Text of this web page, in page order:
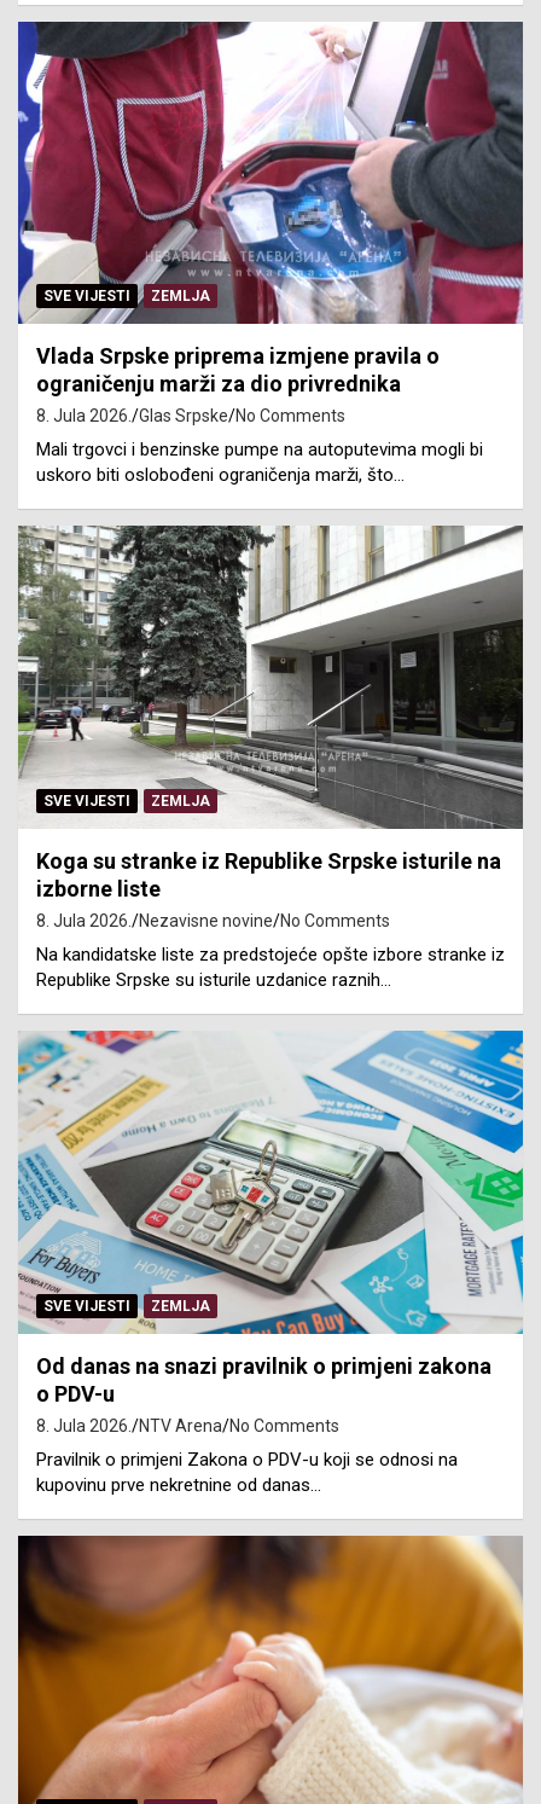
SVE VIJESTI ZEMLJA
Vlada Srpske priprema izmjene pravila o
ograničenju marži za dio privrednika
8. Jula 2026. Glas Srpske No Comments
Mali trgovci i benzinske pumpe na autoputevima mogli bi
uskoro biti oslobođeni ograničenja marži, što…
SVE VIJESTI ZEMLJA
Koga su stranke iz Republike Srpske isturile na
izborne liste
8. Jula 2026. Nezavisne novine No Comments
Na kandidatske liste za predstojeće opšte izbore stranke iz
Republike Srpske su isturile uzdanice raznih…
SVE VIJESTI ZEMLJA
Od danas na snazi pravilnik o primjeni zakona
o PDV-u
8. Jula 2026. NTV Arena No Comments
Pravilnik o primjeni Zakona o PDV-u koji se odnosi na
kupovinu prve nekretnine od danas…